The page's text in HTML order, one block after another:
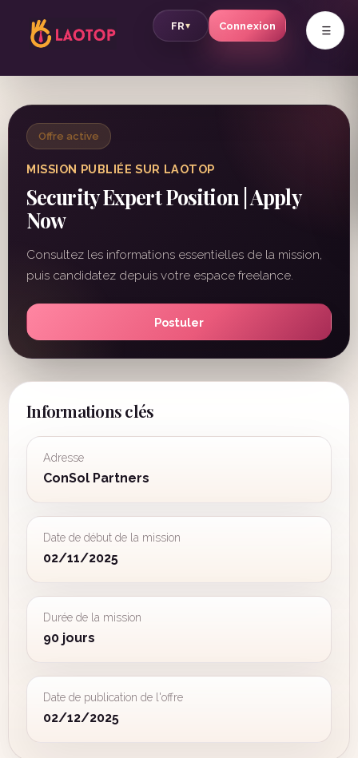
FR▾ Connexion v
Offre active
MISSION PUBLIÉE SUR LAOTOP
Security Expert Position | Apply
Now
Consultez les informations essentielles de la mission,
puis candidatez depuis votre espace freelance.
Postuler
Informations clés
Adresse
ConSol Partners
Date de début de la mission
02/11/2025
Durée de la mission
90 jours
Date de publication de l'offre
02/12/2025